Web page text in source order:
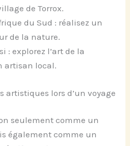
de Torrox.
du Sud : réalisez un
de la nature.
: explorez l’art de la
artisan local.
artistiques lors d’un voyage
seulement comme un
également comme un